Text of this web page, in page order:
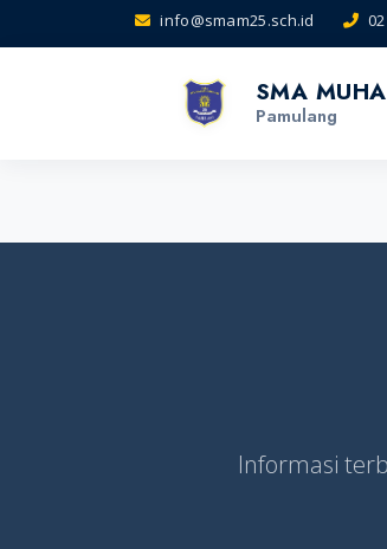
info@smam25.sch.id
SMA
Pamulang
Informasi